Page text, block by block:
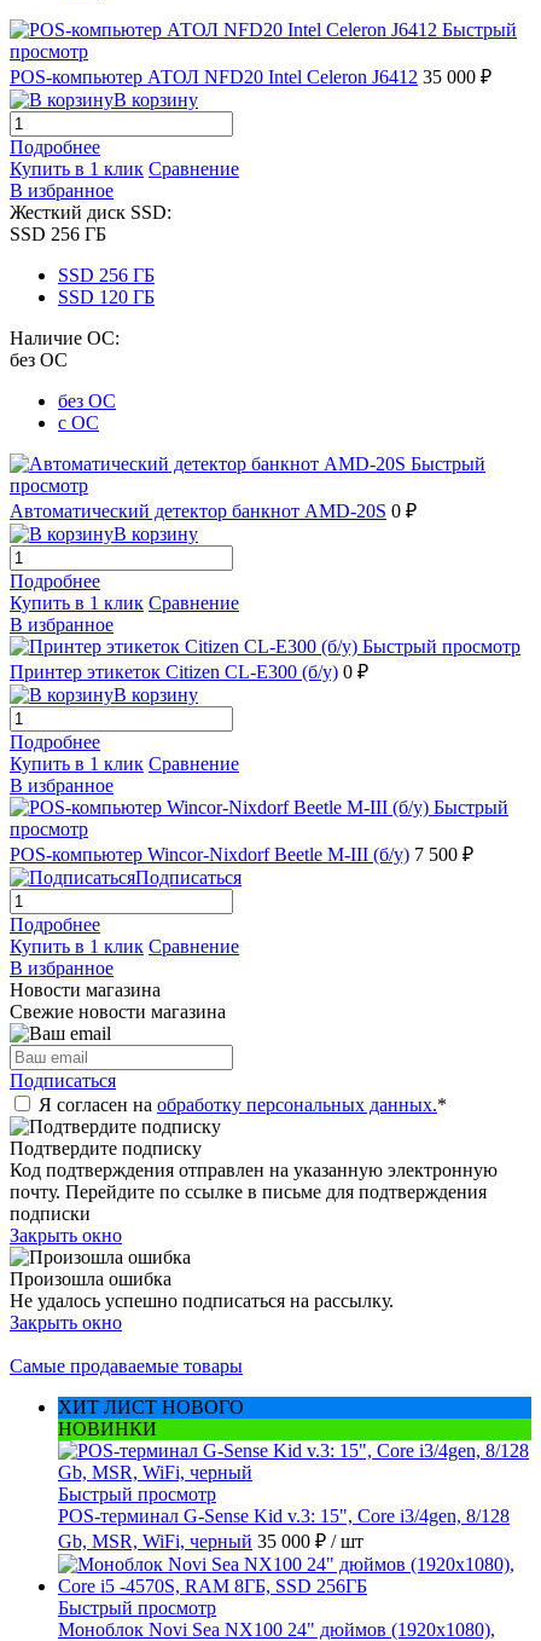
Быстрый
просмотр
POS-компьютер АТОЛ NFD20 Intel Celeron J6412 35 000 ₽
В корзину
Подробнее
Купить в 1 клик Сравнение
В избранное
Жесткий диск SSD:
SSD 256 ГБ
SSD 256 ГБ
SSD 120 ГБ
Наличие ОС:
без ОС
без ОС
с ОС
Быстрый
просмотр
Автоматический детектор банкнот AMD-20S 0 ₽
В корзину
Подробнее
Купить в 1 клик Сравнение
В избранное
Быстрый просмотр
Принтер этикеток Citizen CL-E300 (б/у) 0 ₽
В корзину
Подробнее
Купить в 1 клик Сравнение
В избранное
Быстрый
просмотр
POS-компьютер Wincor-Nixdorf Beetle M-III (б/у) 7 500 ₽
Подписаться
Подробнее
Купить в 1 клик Сравнение
В избранное
Новости магазина
Свежие новости магазина
Подписаться
Я согласен на обработку персональных данных.*
Подтвердите подписку
Код подтверждения отправлен на указанную электронную
почту. Перейдите по ссылке в письме для подтверждения
подписки
Закрыть окно
Произошла ошибка
Не удалось успешно подписаться на рассылку.
Закрыть окно
Самые продаваемые товары
ХИТ ЛИСТ НОВОГО
НОВИНКИ
Быстрый просмотр
POS-терминал G-Sense Kid v.3: 15", Core i3/4gen, 8/128
Gb, MSR, WiFi, черный 35 000 ₽ / шт
Быстрый просмотр
Моноблок Novi Sea NX100 24" дюймов (1920x1080),